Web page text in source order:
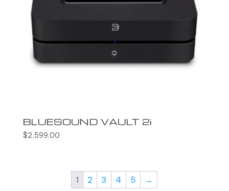
BLUESOUND VAULT 2i
$2,599.00
1 2 3 4 5 →